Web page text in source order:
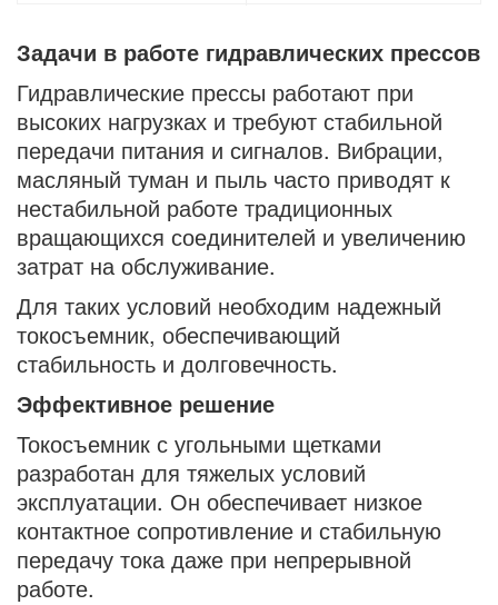
Задачи в работе гидравлических прессов
Гидравлические прессы работают при
высоких нагрузках и требуют стабильной
передачи питания и сигналов. Вибрации,
масляный туман и пыль часто приводят к
нестабильной работе традиционных
вращающихся соединителей и увеличению
затрат на обслуживание.
Для таких условий необходим надежный
токосъемник, обеспечивающий
стабильность и долговечность.
Эффективное решение
Токосъемник с угольными щетками
разработан для тяжелых условий
эксплуатации. Он обеспечивает низкое
контактное сопротивление и стабильную
передачу тока даже при непрерывной
работе.